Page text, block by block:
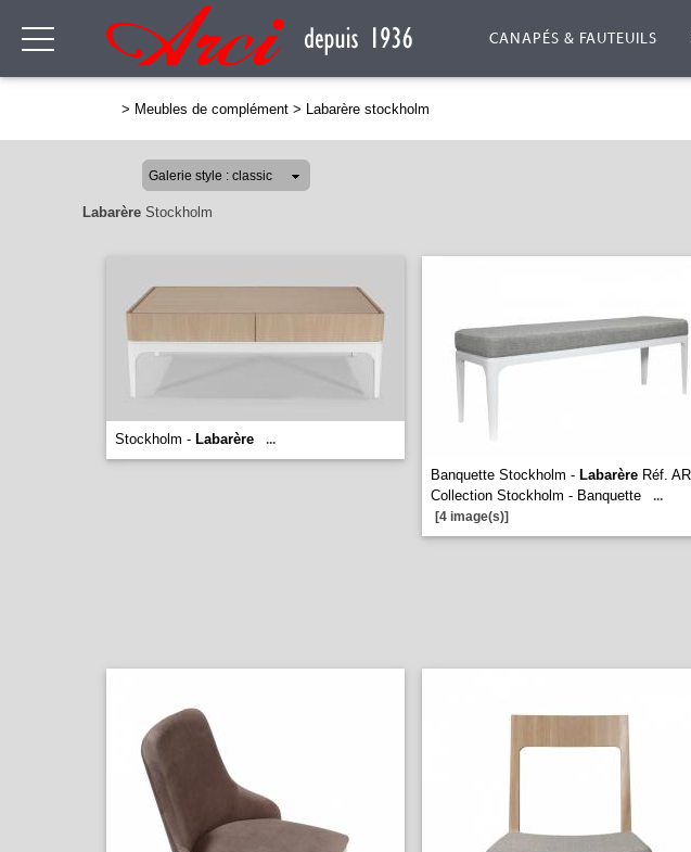
CANAPÉS & FAUTEUILS
> Meubles de complément > Labarère stockholm
Labarère Stockholm
Stockholm - Labarère ...
Banquette Stockholm - Labarère Réf.
Collection Stockholm - Banquette
...
[4 image(s)]